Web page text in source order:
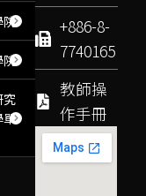
+886-8-
7740165
教師操
作手冊
院
院
究
單